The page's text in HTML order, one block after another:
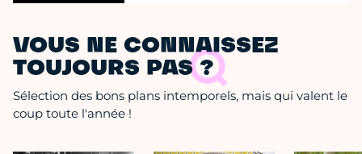
VOUS NE CONNAISSEZ
TOUJOURS PAS ?
Sélection des bons plans intemporels, mais qui valent le
coup toute l'année !